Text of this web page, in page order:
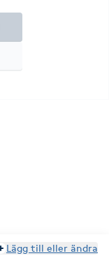
Lägg till eller ändra